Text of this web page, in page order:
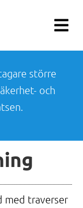
större
och
med traverser